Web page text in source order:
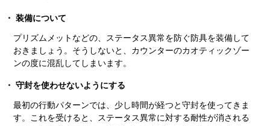
装備について
プリズムメットなどの、ステータス異常を防ぐ防具を装備して
おきましょう。そうしないと、カウンターのカオティックゾー
ンの度に混乱してしまいます。
守封を使わせないようにする
最初の行動パターンでは、少し時間が経つと守封を使ってきま
す。これを受けると、ステータス異常に対する耐性が消される